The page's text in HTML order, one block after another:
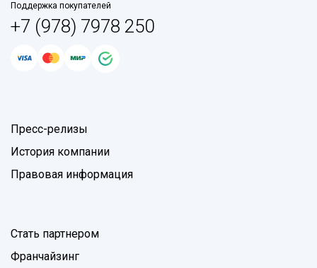
Поддержка покупателей
+7 (978) 7978 250
Пресс-релизы
История компании
Правовая информация
Стать партнером
Франчайзинг